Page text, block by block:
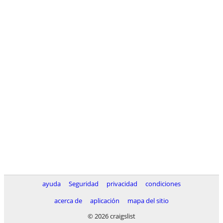
ayuda Seguridad privacidad
condiciones
acerca de
aplicación
mapa del sitio
© 2026 craigslist